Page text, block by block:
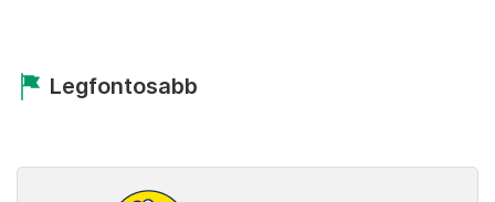
Legfontosabb